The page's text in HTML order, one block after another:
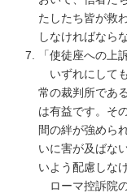
たしたち皆が救
しなければなら
「使徒座への上訴
いずれにして
常の裁判所であ
は有益です。そ
間の絆が強めら
いに害が及ばな
いよう配慮しな
ローマ控訴院